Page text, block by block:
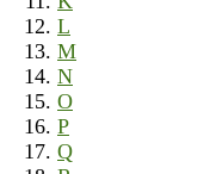
L
M
N
O
P
Q